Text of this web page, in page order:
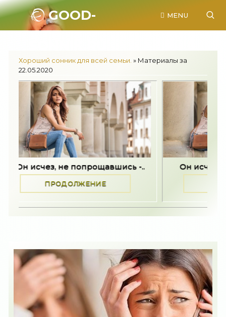
GOOD-
MENU
Хороший сонник для всей семьи. » Материалы за
22.05.2020
не попрощавшись -..
ПРОДОЛЖЕНИЕ
Он исчез, не